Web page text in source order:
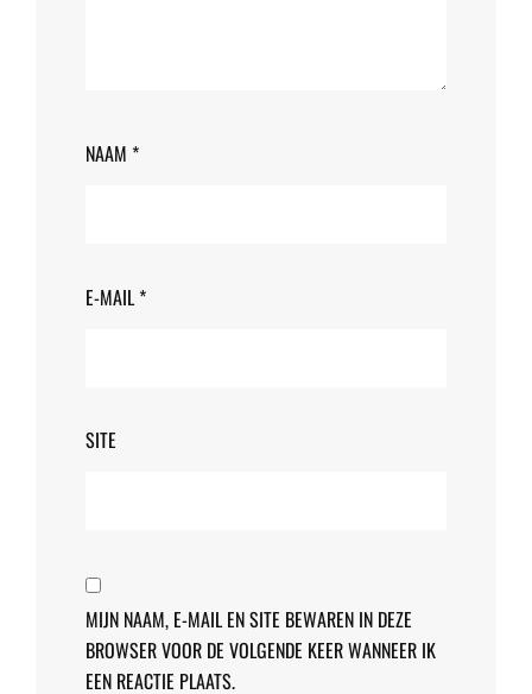
NAAM *
E-MAIL *
SITE
MIJN NAAM, E-MAIL EN SITE BEWAREN IN DEZE
BROWSER VOOR DE VOLGENDE KEER WANNEER IK
EEN REACTIE PLAATS.